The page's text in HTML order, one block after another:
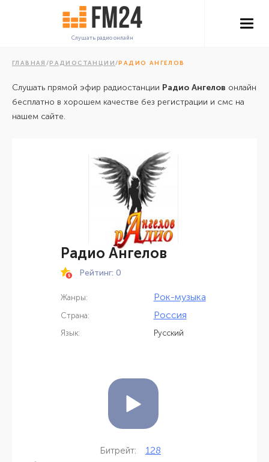
Слушать радио онлайн
ГЛАВНАЯ /РАДИОСТАНЦИИ/РАДИО АНГЕЛОВ
Слушать прямой эфир радиостанции Радио Ангелов онлайн
бесплатно в хорошем качестве без регистрации и смс на
нашем сайте.
Радио Ангелов
Рейтинг: 0
Жанры: Рок-музыка
Страна: Россия
Язык: Русский
Битрейт: 128